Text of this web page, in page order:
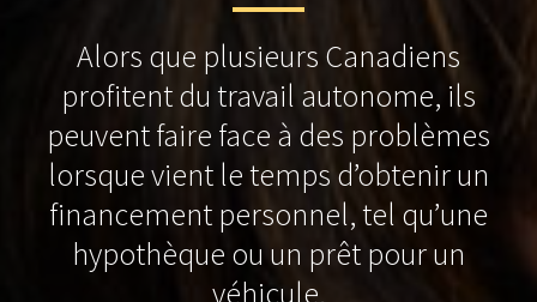
Alors que plusieurs Canadiens
profitent du travail autonome, ils
peuvent faire face à des problèmes
lorsque vient le temps d’obtenir un
financement personnel, tel qu’une
hypothèque ou un prêt pour un
véhicule.